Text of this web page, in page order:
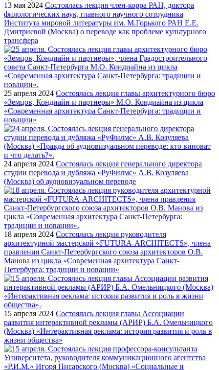
13 мая 2024 Состоялась лекция член-корра РАН, доктора
филологических наук, главного научного сотрудника
Института мировой литературы им. М.Горького РАН Е.Е.
Дмитриевой (Москва) о переводе как проблеме культурного
трансфера
25 апреля 2024 Состоялась лекция главы архитектурного бюро
«Земцов, Кондиайн и партнеры» М.О. Кондиайна из цикла
«Современная архитектура Санкт-Петербурга: традиции и
новации»
24 апреля 2024 Состоялась лекция генерального директора
студии перевода и дубляжа «РуФилмс» А.В. Козуляева
(Москва) об аудиовизуальном переводе
18 апреля 2024 Состоялась лекция руководителя
архитектурной мастерской «FUTURA-ARCHITECTS», члена
правления Санкт-Петербургского союза архитекторов О.В.
Манова из цикла «Современная архитектура Санкт-
Петербурга: традиции и новации»
15 апреля 2024 Состоялась лекция главы Ассоциации
развития интерактивной рекламы (АРИР) Б.А. Омельницкого
(Москва) «Интерактивная реклама: история развития и роль в
жизни общества»